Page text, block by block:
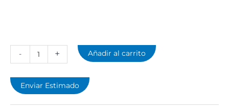
- + Añadir al carrito
Enviar Estimado